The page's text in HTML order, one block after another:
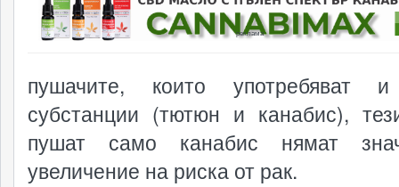
реклама
пушачите, които употребяват
субстанции (тютюн и канабис),
пушат само канабис нямат
увеличение на риска от рак.